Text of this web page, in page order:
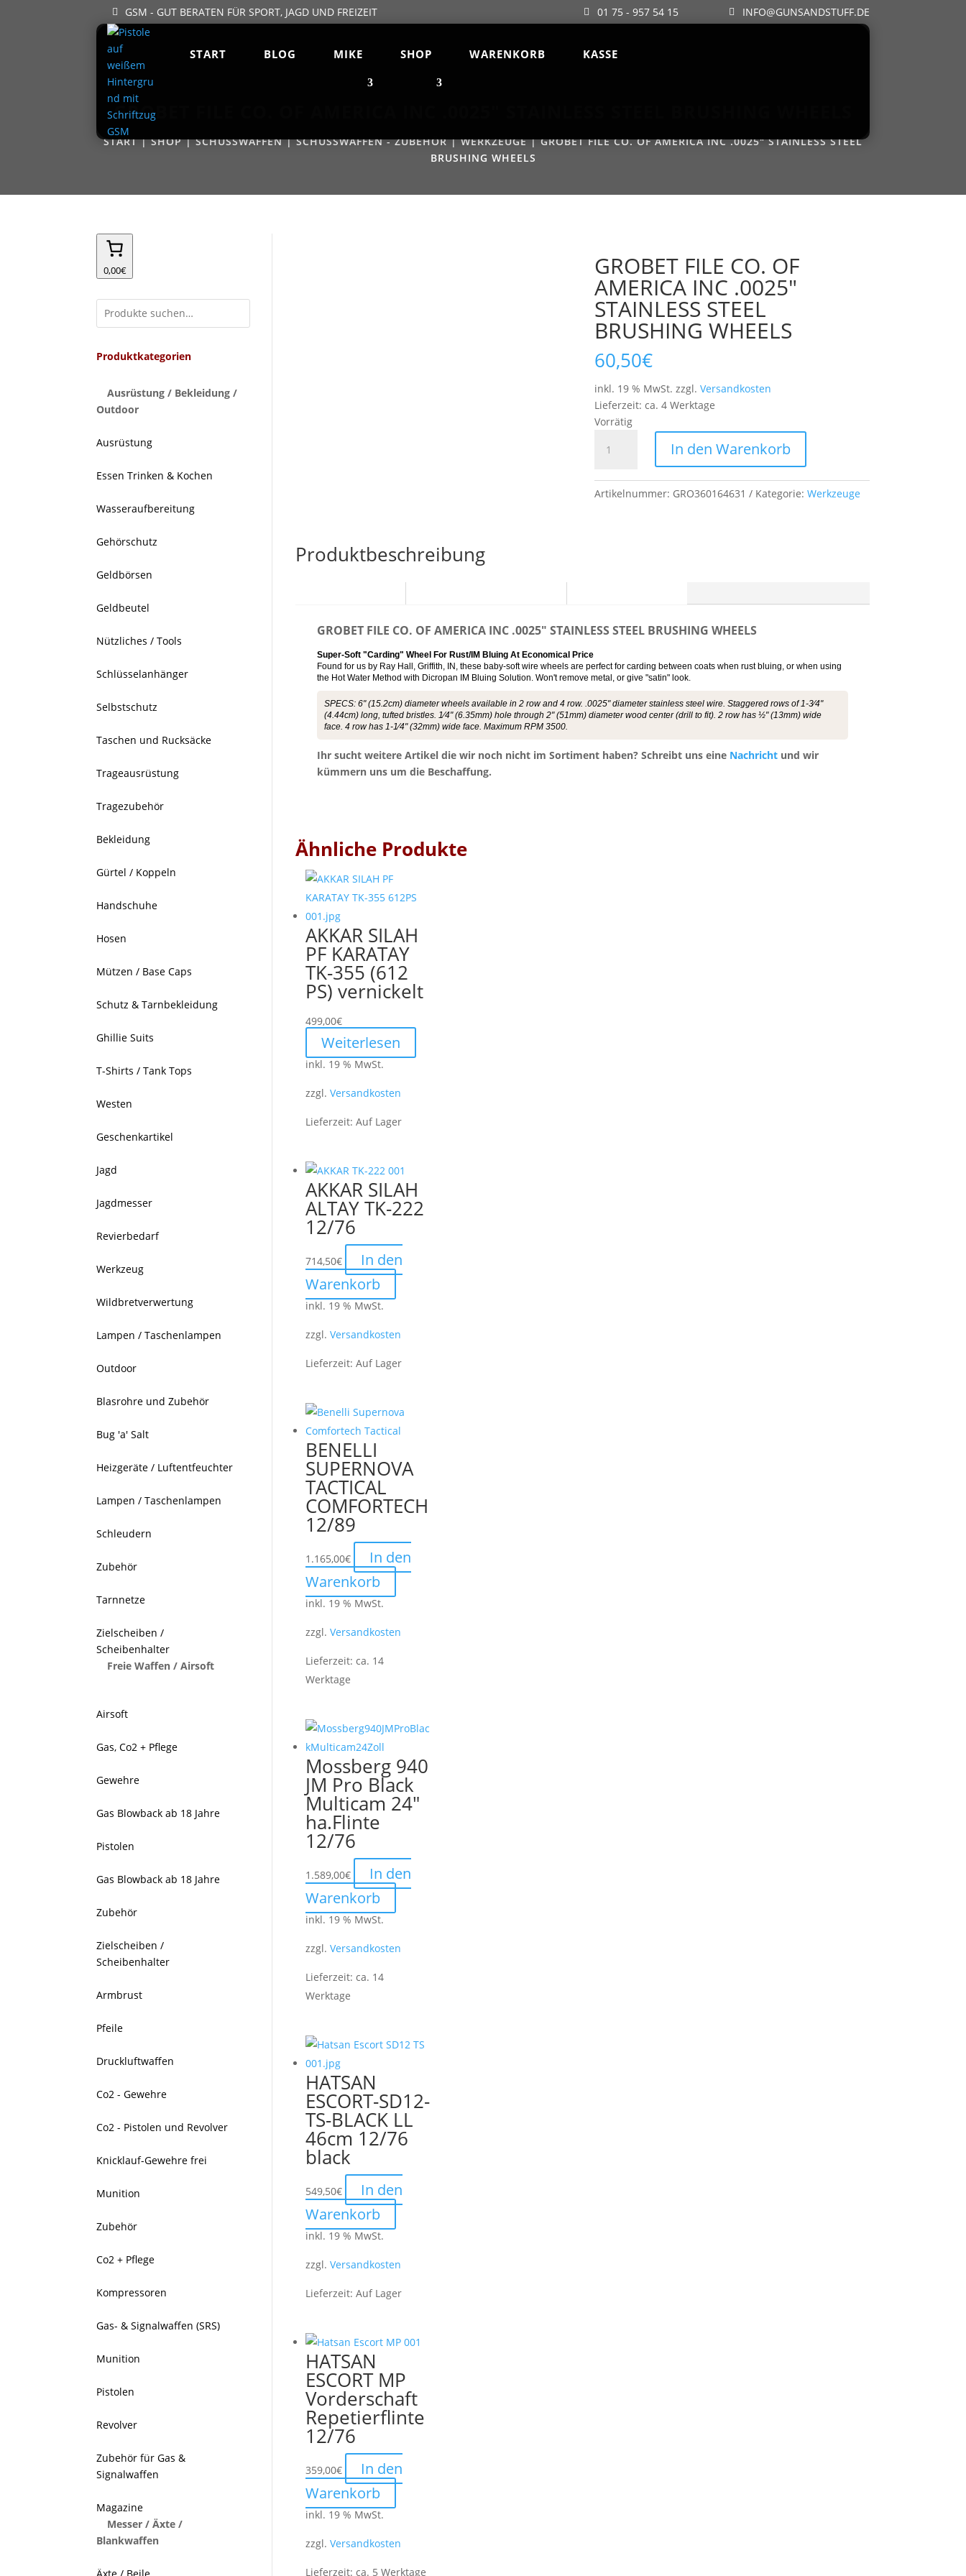
GSM - GUT BERATEN FÜR SPORT, JAGD UND FREIZEIT 01 75 - 957 54 15 INFO@GUNSANDSTUFF.DE
START BLOG MIKE SHOP WARENKORB KASSE
GROBET FILE CO. OF AMERICA INC .0025″ STAINLESS STEEL BRUSHING WHEELS
START|SHOP|SCHUSSWAFFEN|SCHUSSWAFFEN - ZUBEHÖR|WERKZEUGE| GROBET FILE CO. OF AMERICA INC .0025″ STAINLESS STEEL
BRUSHING WHEELS
0,00€
Produktkategorien
Ausrüstung / Bekleidung /
Outdoor
Ausrüstung
Essen Trinken & Kochen
Wasseraufbereitung
Gehörschutz
Geldbörsen
Geldbeutel
Nützliches / Tools
Schlüsselanhänger
Selbstschutz
Taschen und Rucksäcke
Trageausrüstung
Tragezubehör
Bekleidung
Gürtel / Koppeln
Handschuhe
Hosen
Mützen / Base Caps
Schutz & Tarnbekleidung
Ghillie Suits
T-Shirts / Tank Tops
Westen
Geschenkartikel
Jagd
Jagdmesser
Revierbedarf
Werkzeug
Wildbretverwertung
Lampen / Taschenlampen
Outdoor
Blasrohre und Zubehör
Bug 'a' Salt
Heizgeräte / Luftentfeuchter
Lampen / Taschenlampen
Schleudern
Zubehör
Tarnnetze
Zielscheiben /
Scheibenhalter
Freie Waffen / Airsoft
Airsoft
Gas, Co2 + Pflege
Gewehre
Gas Blowback ab 18 Jahre
Pistolen
Gas Blowback ab 18 Jahre
Zubehör
Zielscheiben /
Scheibenhalter
Armbrust
Pfeile
Druckluftwaffen
Co2 - Gewehre
Co2 - Pistolen und Revolver
Knicklauf-Gewehre frei
Munition
Zubehör
Co2 + Pflege
Kompressoren
Gas- & Signalwaffen (SRS)
Munition
Pistolen
Revolver
Zubehör für Gas &
Signalwaffen
Magazine
Messer / Äxte /
Blankwaffen
GROBET FILE CO. OF
AMERICA INC .0025″
STAINLESS STEEL
BRUSHING WHEELS
60,50€
inkl. 19 % MwSt. zzgl. Versandkosten
Lieferzeit: ca. 4 Werktage
Vorrätig
FILE
In den Warenkorb
Artikelnummer: GRO360164631 Kategorie: Werkzeuge
Produktbeschreibung
GROBET FILE CO. OF AMERICA INC .0025" STAINLESS STEEL BRUSHING WHEELS
Super-Soft "Carding" Wheel For Rust/IM Bluing At Economical Price
Found for us by Ray Hall, Griffith, IN, these baby-soft wire wheels are perfect for carding between coats when rust bluing, or when using
the Hot Water Method with Dicropan IM Bluing Solution. Won't remove metal, or give "satin" look.
SPECS: 6" (15.2cm) diameter wheels available in 2 row and 4 row. .0025" diameter stainless steel wire. Staggered rows of 1-3⁄4"
(4.44cm) long, tufted bristles. 1⁄4" (6.35mm) hole through 2" (51mm) diameter wood center (drill to fit). 2 row has ½" (13mm) wide
face. 4 row has 1-1⁄4" (32mm) wide face. Maximum RPM 3500.
Ihr sucht weitere Artikel die wir noch nicht im Sortiment haben? Schreibt uns eine Nachricht und wir
kümmern uns um die Beschaffung.
Ähnliche Produkte
AKKAR SILAH
PF KARATAY
TK-355 (612
PS) vernickelt
499,00€
Weiterlesen
inkl. 19 % MwSt.
zzgl.Versandkosten
Lieferzeit:Auf Lager
AKKAR SILAH
ALTAY TK-222
12/76
714,50€
In den
Warenkorb
inkl. 19 % MwSt.
zzgl.Versandkosten
Lieferzeit:Auf Lager
BENELLI
SUPERNOVA
TACTICAL
COMFORTECH
12/89
1.165,00€
In den
Warenkorb
inkl. 19 % MwSt.
zzgl.Versandkosten
Lieferzeit:ca. 14
Werktage
Mossberg 940
JM Pro Black
Multicam 24″
ha.Flinte
12/76
1.589,00€
In den
Warenkorb
inkl. 19 % MwSt.
zzgl.Versandkosten
Lieferzeit:ca. 14
Werktage
HATSAN
ESCORT-SD12-
TS-BLACK LL
46cm 12/76
black
549,50€
In den
Warenkorb
inkl. 19 % MwSt.
zzgl.Versandkosten
Lieferzeit:Auf Lager
HATSAN
ESCORT MP
Vorderschaft
Repetierflinte
12/76
359,00€
In den
Warenkorb
inkl. 19 % MwSt.
zzgl.Versandkosten
Lieferzeit:ca. 5 Werktage